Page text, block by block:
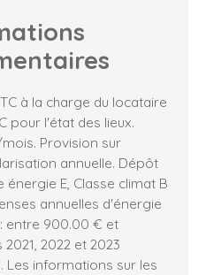
à la charge du locataire
pour l'état des lieux.
Provision sur
annuelle. Dépôt
E, Classe climat B
annuelles d'énergie
entre 900.00 € et
2022 et 2023
informations sur les